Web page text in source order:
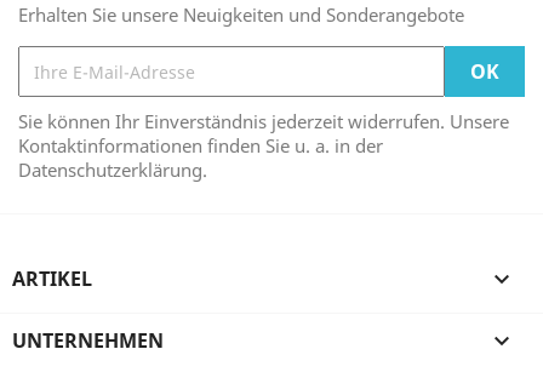
Erhalten Sie unsere Neuigkeiten und Sonderangebote
Sie können Ihr Einverständnis jederzeit widerrufen. Unsere
Kontaktinformationen finden Sie u. a. in der
Datenschutzerklärung.
ARTIKEL 
UNTERNEHMEN 